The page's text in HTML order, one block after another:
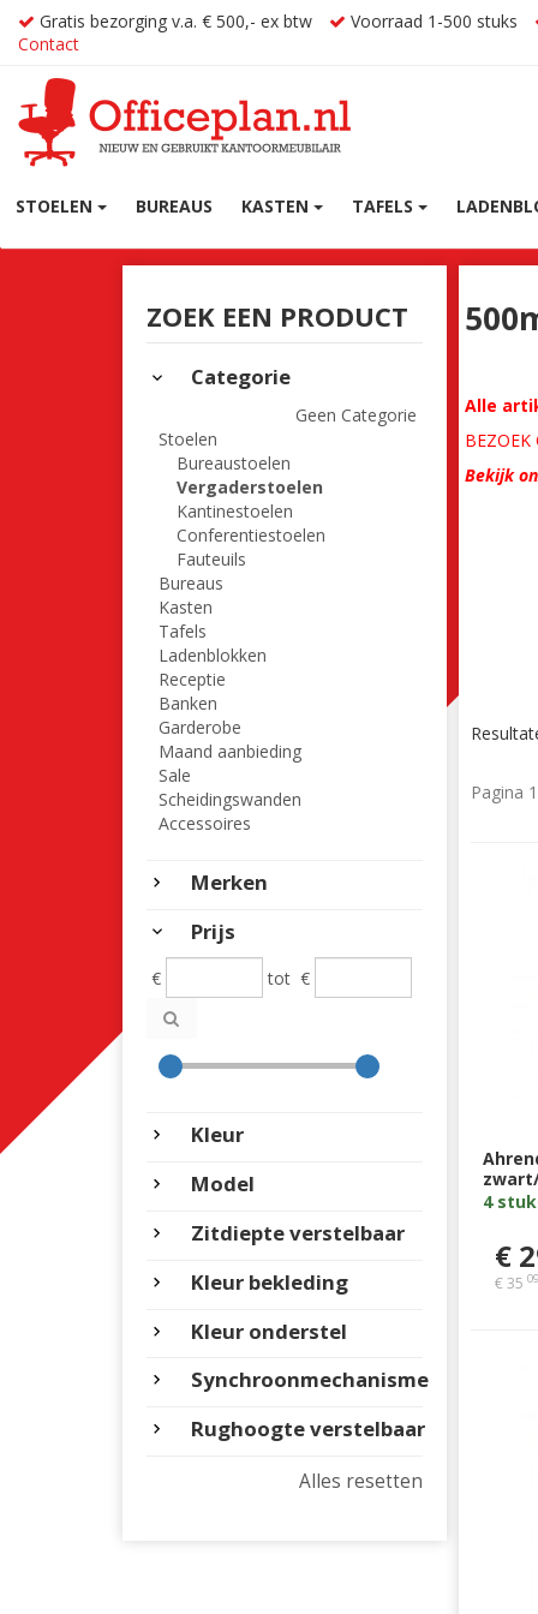
Gratis bezorging v.a. € 500,- ex btw Voorraad 1-500 stuks
Contact
STOELEN BUREAUS KASTEN TAFELS
Alle
Bekijk
Pagina
4
€
€ 35 09
ZOEK EEN PRODUCT
Categorie
Geen Categorie
Stoelen
Bureaustoelen
Vergaderstoelen
Kantinestoelen
Conferentiestoelen
Fauteuils
Bureaus
Kasten
Tafels
Ladenblokken
Receptie
Banken
Garderobe
Maand aanbieding
Sale
Scheidingswanden
Accessoires
Merken
Prijs
€ tot €
Kleur
Model
Zitdiepte verstelbaar
Kleur bekleding
Kleur onderstel
Synchroonmechanisme
Rughoogte verstelbaar
Alles resetten